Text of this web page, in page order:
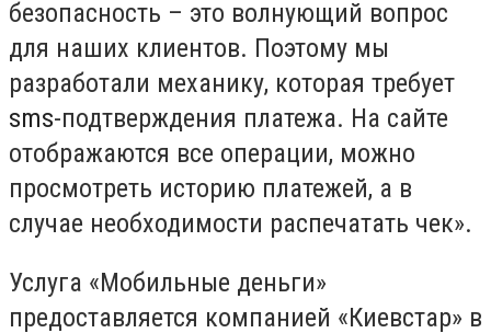
безопасность – это волнующий вопрос
для наших клиентов. Поэтому мы
разработали механику, которая требует
sms-подтверждения платежа. На сайте
отображаются все операции, можно
просмотреть историю платежей, а в
случае необходимости распечатать чек».
Услуга «Мобильные деньги»
предоставляется компанией «Киевстар» в